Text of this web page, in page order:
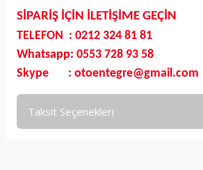
SİPARİŞ İÇİN İLETİŞİME GEÇİN
TELEFON : 0212 324 81 81
Whatsapp: 0553 728 93 58
Skype : otoentegre@gmail.com
Taksit Seçenekleri